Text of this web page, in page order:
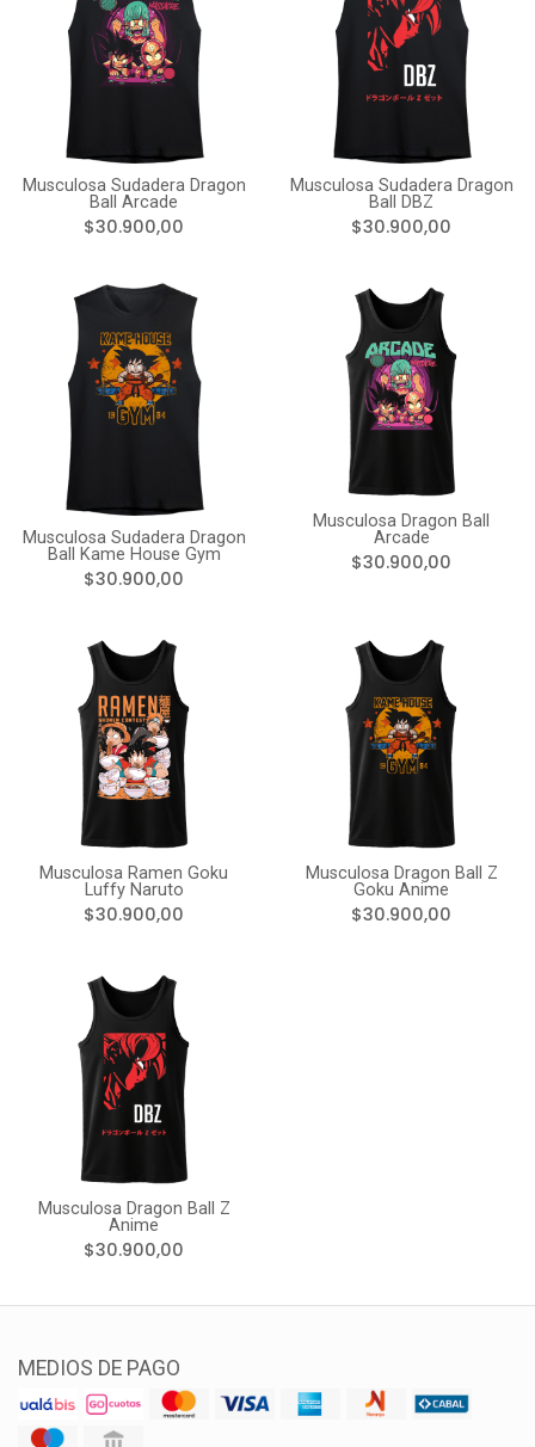
Musculosa Sudadera Dragon
Ball Arcade
$30.900,00
Musculosa Sudadera Dragon
Ball DBZ
$30.900,00
Musculosa Sudadera Dragon
Ball Kame House Gym
$30.900,00
Musculosa Dragon Ball
Arcade
$30.900,00
Musculosa Ramen Goku
Luffy Naruto
$30.900,00
Musculosa Dragon Ball Z
Goku Anime
$30.900,00
Musculosa Dragon Ball Z
Anime
$30.900,00
MEDIOS DE PAGO